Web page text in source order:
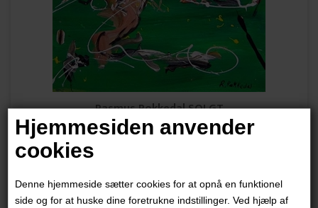
Hjemmesiden anvender
cookies
Denne hjemmeside sætter cookies for at opnå en funktionel
side og for at huske dine foretrukne indstillinger. Ved hjælp af
Rasmus Rokkedal SOLGT
"Uden Titel"
Akryl på lærred